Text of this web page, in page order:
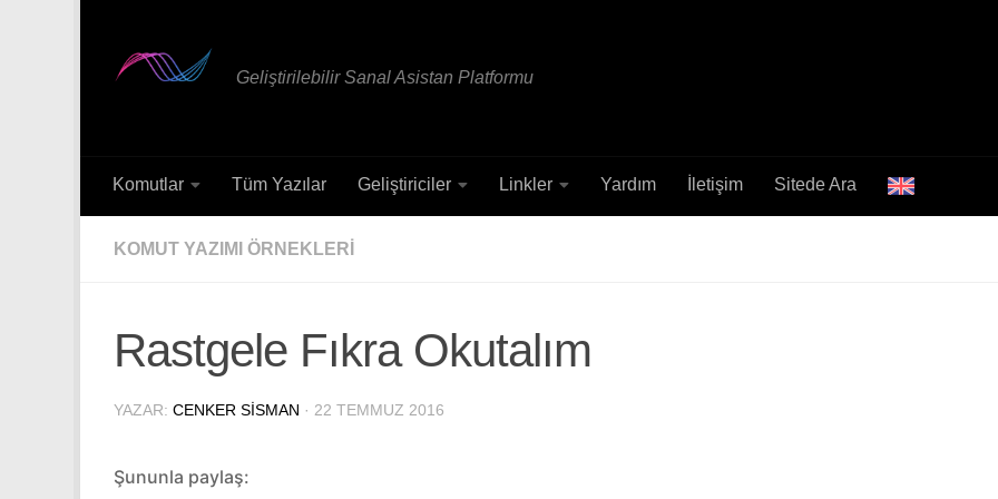
Geliştirilebilir Sanal Asistan Platformu
Komutlar Tüm Yazılar Geliştiriciler Linkler Yardım İletişim Sitede Ara
KOMUT YAZIMI ÖRNEKLERI
Rastgele Fıkra Okutalım
YAZAR: CENKER SISMAN · 22 TEMMUZ 2016
Şununla paylaş: